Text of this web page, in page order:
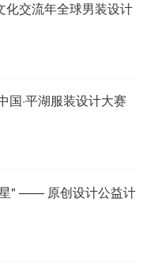
化交流年全球男装设计
国·平湖服装设计大赛
" —— 原创设计公益计